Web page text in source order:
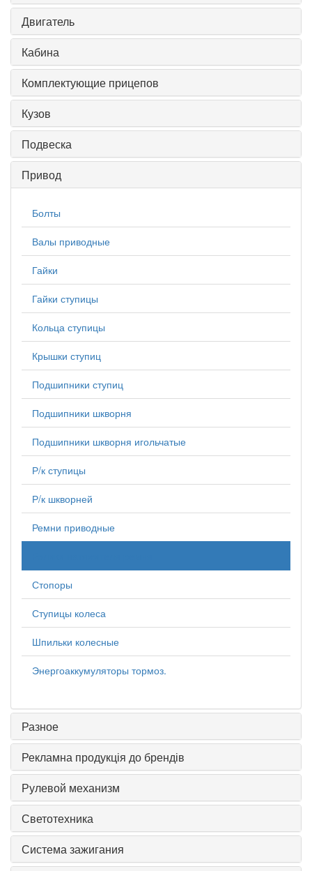
Двигатель
Кабина
Комплектующие прицепов
Кузов
Подвеска
Привод
Болты
Валы приводные
Гайки
Гайки ступицы
Кольца ступицы
Крышки ступиц
Подшипники ступиц
Подшипники шкворня
Подшипники шкворня игольчатые
Р/к ступицы
Р/к шкворней
Ремни приводные
Стопоры
Ступицы колеса
Шпильки колесные
Энергоаккумуляторы тормоз.
Разное
Рекламна продукція до брендів
Рулевой механизм
Светотехника
Система зажигания